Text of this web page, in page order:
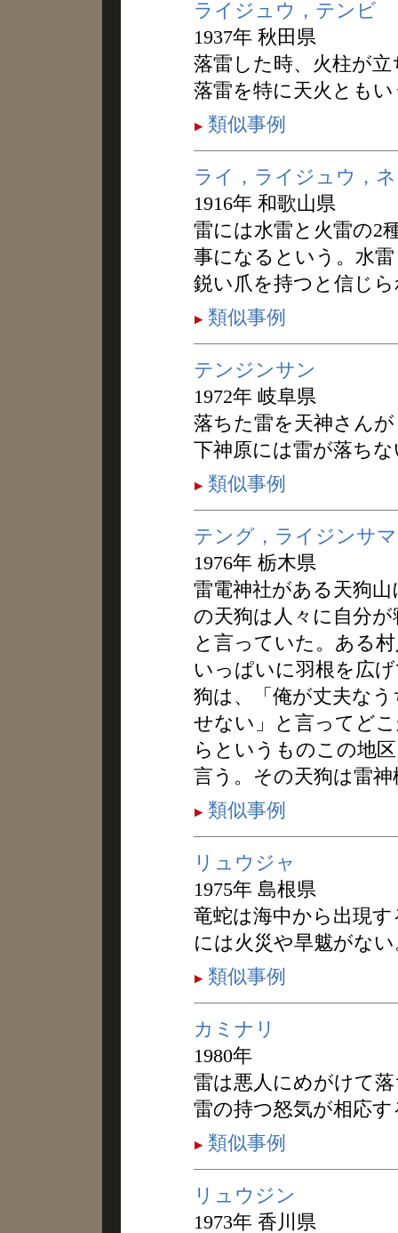
ライジュウ，テンビ
1937年 秋田県
落雷した時、火柱が
落雷を特に天火とも
類似事例
ライ，ライジュウ，
1916年 和歌山県
雷には水雷と火雷の2
事になるという。水
鋭い爪を持つと信じ
類似事例
テンジンサン
1972年 岐阜県
落ちた雷を天神さん
下神原には雷が落ち
類似事例
テング，ライジンサマ
1976年 栃木県
雷電神社がある天狗
の天狗は人々に自分
と言っていた。ある
いっぱいに羽根を広
狗は、「俺が丈夫な
せない」と言ってど
らというものこの地
言う。その天狗は雷
類似事例
リュウジャ
1975年 島根県
竜蛇は海中から出現
には火災や旱魃がな
類似事例
カミナリ
1980年
雷は悪人にめがけて
雷の持つ怒気が相応
類似事例
リュウジン
1973年 香川県